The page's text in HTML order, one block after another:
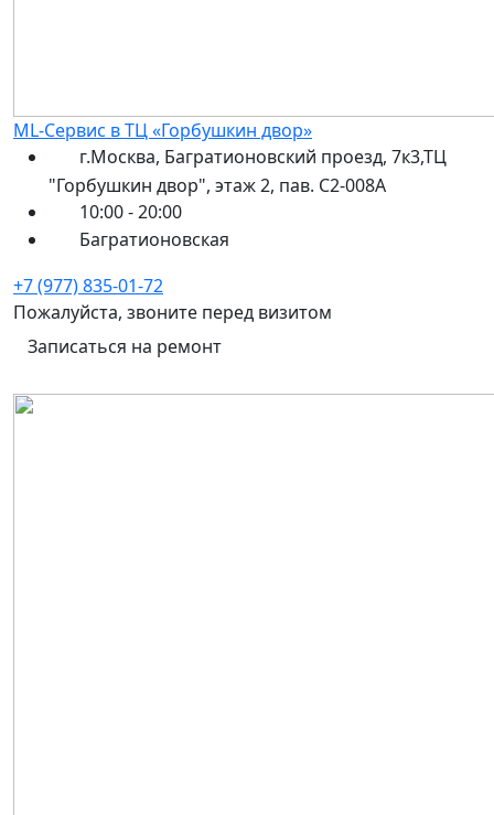
ML-Сервис в ТЦ «Горбушкин двор»
г.Москва, Багратионовский проезд, 7к3,ТЦ
"Горбушкин двор", этаж 2, пав. С2-008А
10:00 - 20:00
Багратионовская
+7 (977) 835-01-72
Пожалуйста, звоните перед визитом
Записаться на ремонт